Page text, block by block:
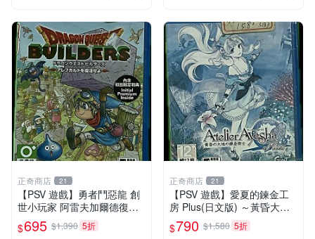
正奇商店 21
【PSV 遊戲】勇者鬥惡龍 創
世小玩家 阿雷夫加爾德復興
記(日文版)◇正奇商店◆
$695 $1,390 5折
正奇商店 21
【PSV 遊戲】愛夏的鍊金工
房 Plus(日文版) ～黃昏大地
之鍊金術士～◇正奇商店◆
$790 $1,580 5折